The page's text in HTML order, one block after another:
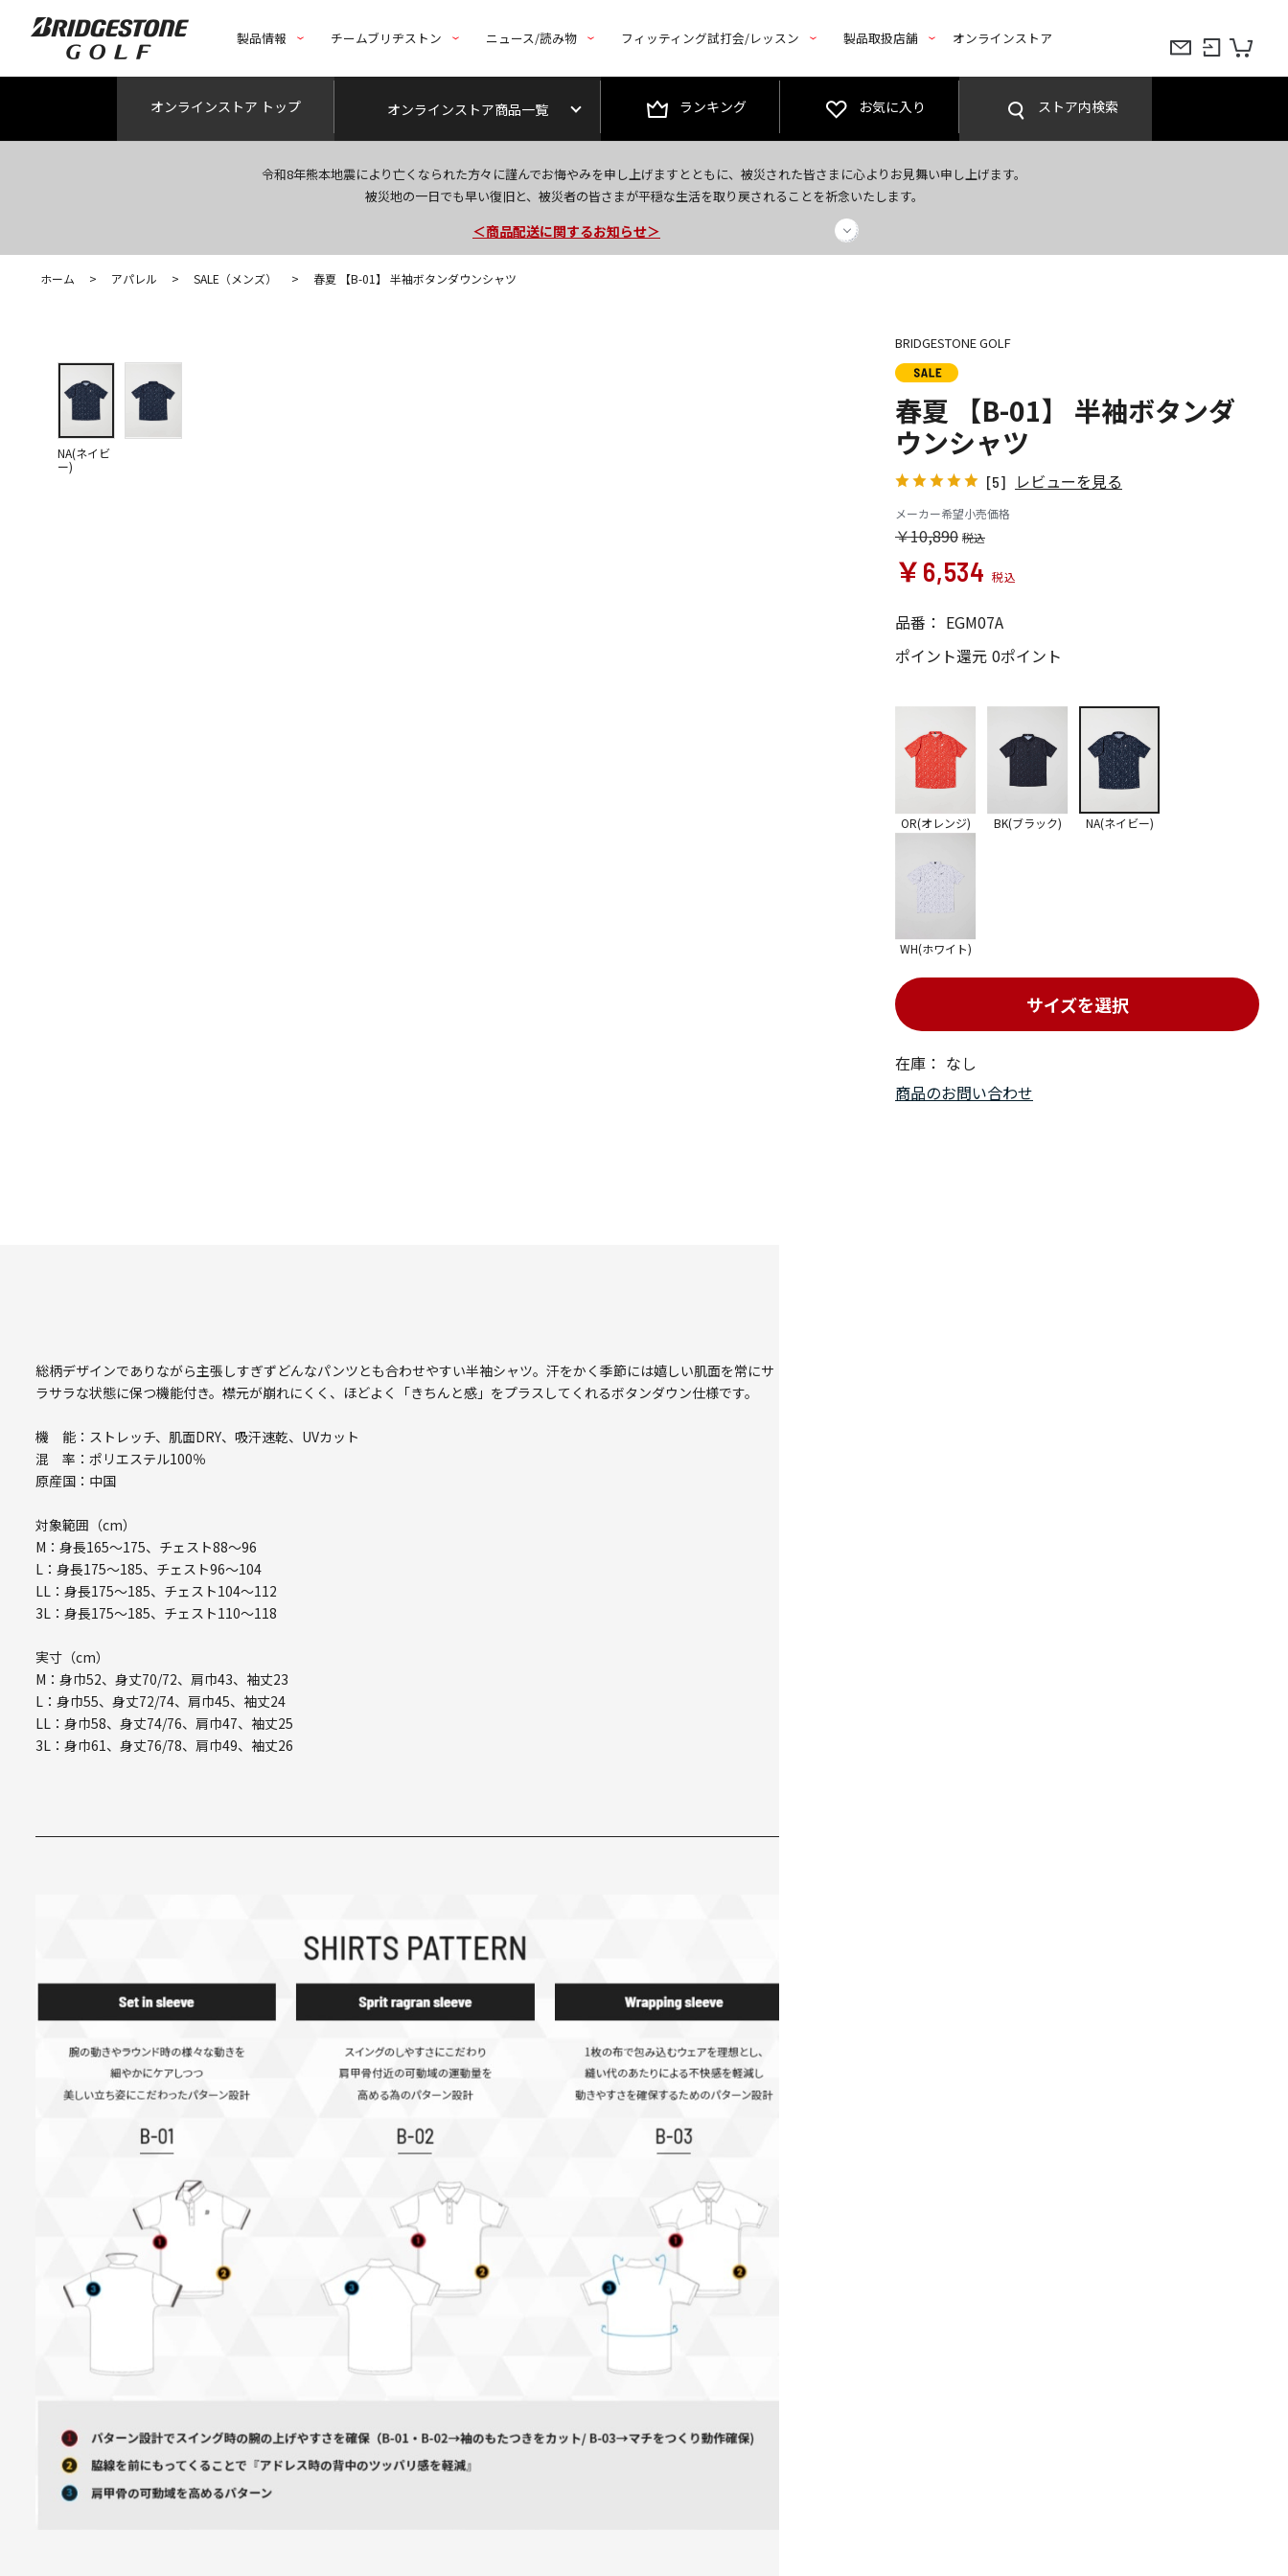
製品情報 チームブリヂストン ニュース/読み物 フィッティング試打会/レッスン 製品取扱店舗 オンラインストア
オンラインストア トップ オンラインストア商品一覧 ランキング お気に入り ストア内検索
令和8年熊本地震により亡くなられた方々に謹んでお悔やみを申し上げますとともに、被災された皆さまに心よりお見舞い申し上げます。
被災地の一日でも早い復旧と、被災者の皆さまが平穏な生活を取り戻されることを祈念いたします。
今なら新規会員登録で1,000円OFFクーポンプレゼント！
＜商品配送に関するお知らせ＞
＜夏季休暇中のご注文・発送・お問い合わせ＞
ホーム > アパレル > SALE（メンズ） > 春夏 【B-01】 半袖ボタンダウンシャツ
NA(ネイビ
ー)
BRIDGESTONE GOLF
春夏 【B-01】 半袖ボタンダ
ウンシャツ
[5] レビューを見る
メーカー希望小売価格
￥10,890
￥6,534
品番： EGM07A
ポイント還元 0ポイント
在庫： なし
サイズを選択
OR(オレンジ) BK(ブラック) NA(ネイビー)
WH(ホワイト)
商品のお問い合わせ
総柄デザインでありながら主張しすぎずどんなパンツとも合わせやすい半袖シャツ。汗をかく季節には嬉しい肌面を常にサ
ラサラな状態に保つ機能付き。襟元が崩れにくく、ほどよく「きちんと感」をプラスしてくれるボタンダウン仕様です。
機 能：ストレッチ、肌面DRY、吸汗速乾、UVカット
混 率：ポリエステル100％
原産国：中国
対象範囲（cm）
M：身長165～175、チェスト88～96
L：身長175～185、チェスト96～104
LL：身長175～185、チェスト104～112
3L：身長175～185、チェスト110～118
実寸（cm）
M：身巾52、身丈70/72、肩巾43、袖丈23
L：身巾55、身丈72/74、肩巾45、袖丈24
LL：身巾58、身丈74/76、肩巾47、袖丈25
3L：身巾61、身丈76/78、肩巾49、袖丈26